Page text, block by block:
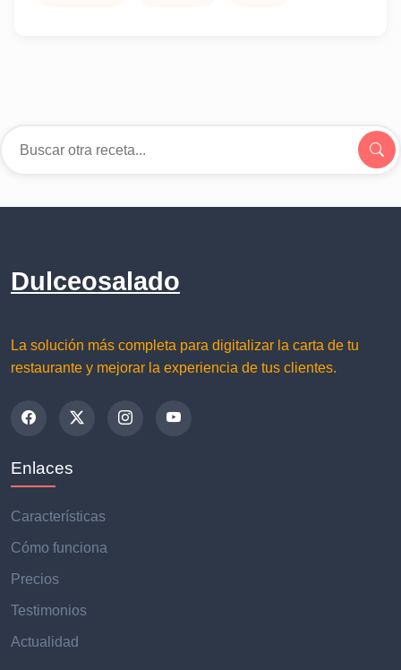
Dulceosalado
La solución más completa para digitalizar la carta de tu
restaurante y mejorar la experiencia de tus clientes.
Enlaces
Características
Cómo funciona
Precios
Testimonios
Actualidad